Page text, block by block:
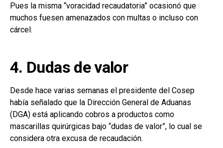
Pues la misma “voracidad recaudatoria” ocasionó que
muchos fuesen amenazados con multas o incluso con
cárcel.
4. Dudas de valor
Desde hace varias semanas el presidente del Cosep
había señalado que la Dirección General de Aduanas
(DGA) está aplicando cobros a productos como
mascarillas quirúrgicas bajo “dudas de valor”, lo cual se
considera otra excusa de recaudación.